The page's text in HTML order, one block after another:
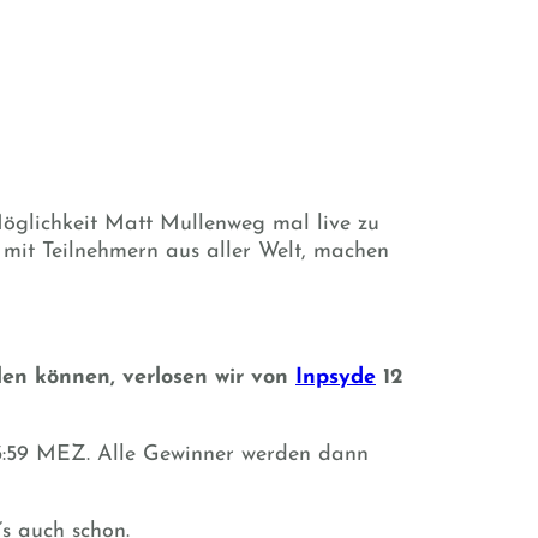
Matt Mullenweg mal live zu
Teilnehmern aus aller Welt, machen
können, verlosen wir von Inpsyde 12
MEZ. Alle Gewinner werden dann
auch schon.